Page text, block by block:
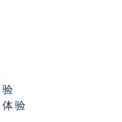
验